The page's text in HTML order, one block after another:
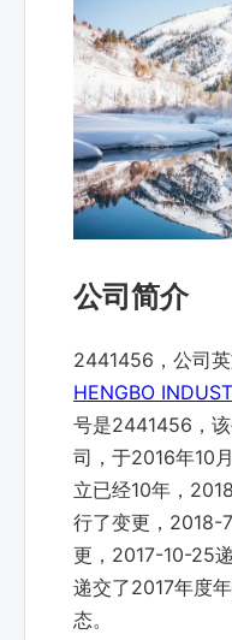
公司简介
2441456，公司
HENGBO
号是2441456，
司，于2016年10
立已经10年，
行了变更，2018-
更，2017-10-25
递交了2017年度
态。